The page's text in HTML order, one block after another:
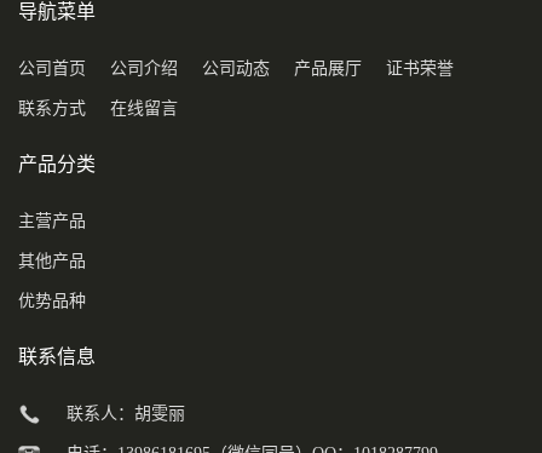
导航菜单
公司首页 公司介绍 公司动态 产品展厅 证书荣誉
联系方式 在线留言
产品分类
主营产品
其他产品
优势品种
联系信息
联系人：胡雯丽